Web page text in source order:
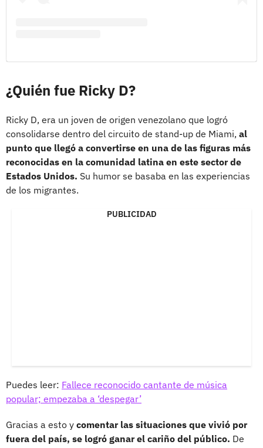
¿Quién fue Ricky D?
Ricky D, era un joven de origen venezolano que logró
consolidarse dentro del circuito de stand-up de Miami, al
punto que llegó a convertirse en una de las figuras más
reconocidas en la comunidad latina en este sector de
Estados Unidos. Su humor se basaba en las experiencias
de los migrantes.
PUBLICIDAD
Puedes leer: Fallece reconocido cantante de música
popular; empezaba a ‘despegar’
Gracias a esto y comentar las situaciones que vivió por
fuera del país, se logró ganar el cariño del público. De